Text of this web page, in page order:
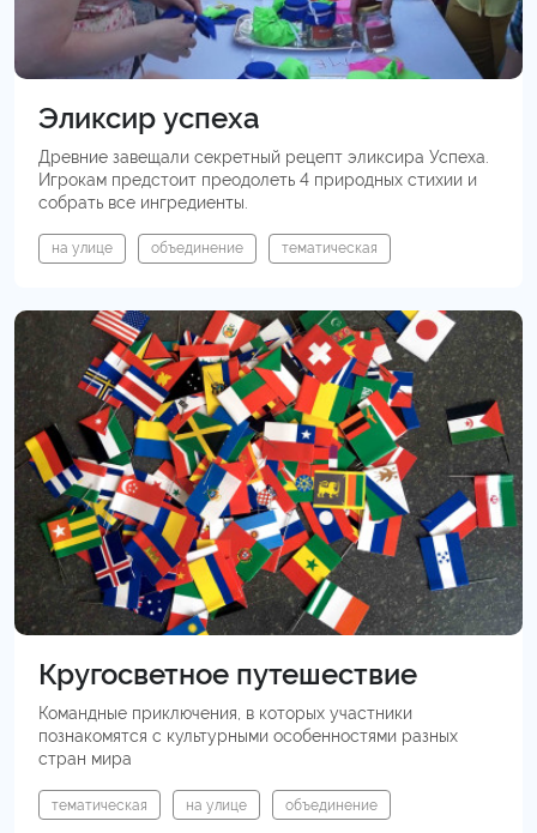
Эликсир успеха
Древние завещали секретный рецепт эликсира Успеха.
Игрокам предстоит преодолеть 4 природных стихии и
собрать все ингредиенты.
на улице объединение тематическая
Кругосветное путешествие
Командные приключения, в которых участники
познакомятся с культурными особенностями разных
стран мира
тематическая на улице объединение